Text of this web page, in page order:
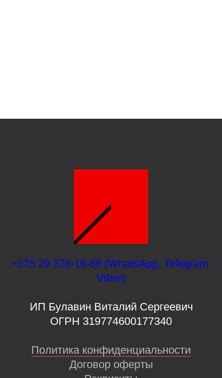
+375 29 378-16-88 (WhatsApp, Telegram,
Viber)
ИП Булавин Виталий Сергеевич
ОГРН 319774600177340
Политика конфиденциальности
Договор оферты